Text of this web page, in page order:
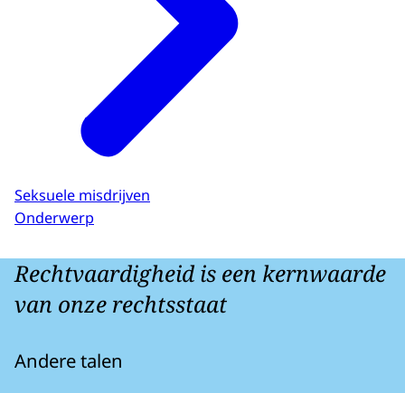
Seksuele misdrijven
Onderwerp
Rechtvaardigheid is een kernwaarde
van onze rechtsstaat
Andere talen